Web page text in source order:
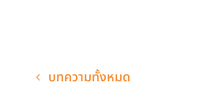
บทความทั้งหมด